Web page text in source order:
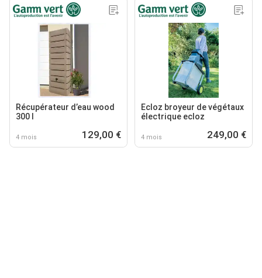
Récupérateur d’eau wood
300 l
4 mois 129,00 €
Ecloz broyeur de végétaux
électrique ecloz
4 mois 249,00 €